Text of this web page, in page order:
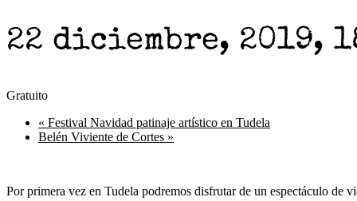
22 diciembre, 2019,
Gratuito
« Festival Navidad patinaje artístico en Tudela
Belén Viviente de Cortes »
Por primera vez en Tudela podremos disfrutar de un espectáculo de